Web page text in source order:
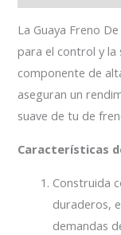
La Guaya Freno
para el control y la
componente de
aseguran un
suave de tu de
Características
Construida
duraderos,
demandas